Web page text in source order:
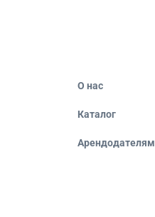
О нас
Каталог
Арендодателям